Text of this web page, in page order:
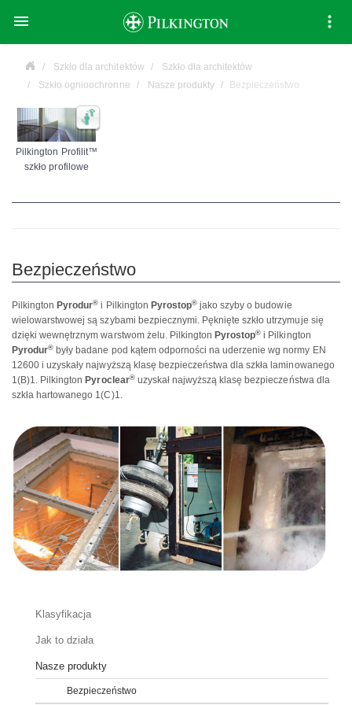

Szkło dla architektów
Szkło dla architektów
Szkło ognioochronne
Nasze produkty Bezpieczeństwo
Pilkington Profilit™
szkło profilowe
Bezpieczeństwo
Pilkington Pyrodur® i Pilkington Pyrostop® jako szyby o budowie
wielowarstwowej są szybami bezpiecznymi. Pęknięte szkło utrzymuje się
dzięki wewnętrznym warstwom żelu. Pilkington Pyrostop® i Pilkington
Pyrodur® były badane pod kątem odporności na uderzenie wg normy EN
12600 i uzyskały najwyższą klasę bezpieczeństwa dla szkła laminowanego
1(B)1. Pilkington Pyroclear®uzyskał najwyższą klasę bezpieczeństwa dla
szkła hartowanego 1(C)1.
Klasyfikacja
Jak to działa
Nasze produkty
Bezpieczeństwo